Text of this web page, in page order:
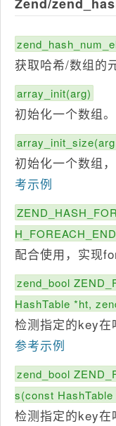
获取哈希/数组的
array_init(arg)
初始化一个数组。
初始化一个数组
考示例
H_FOREACH_END
配合使用，实现
zend_bool
HashTable *ht,
检测指定的key在
参考示例
zend_bool
s(const
检测指定的key在